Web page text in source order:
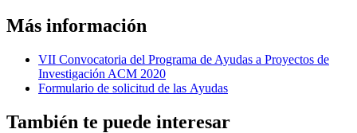
Más información
VII Convocatoria del Programa de Ayudas a Proyectos de
Investigación ACM 2020
Formulario de solicitud de las Ayudas
También te puede interesar